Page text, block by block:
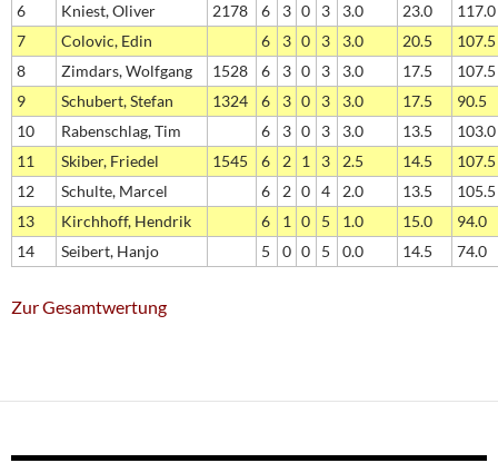
6
Kniest, Oliver 2178 6 3 0 3 3.0 23.0
117.0
7
Colovic, Edin 6 3 0 3 3.0 20.5
107.5
8
Zimdars, Wolfgang 1528 6 3 0 3 3.0 17.5
107.5
9
Schubert, Stefan 1324 6 3 0 3 3.0 17.5
90.5
10
Rabenschlag, Tim 6 3 0 3 3.0 13.5
103.0
11
Skiber, Friedel 1545 6 2 1 3 2.5 14.5
107.5
12
Schulte, Marcel 6 2 0 4 2.0 13.5
105.5
13
Kirchhoff, Hendrik 6 1 0 5 1.0 15.0
94.0
14
Seibert, Hanjo 5 0 0 5 0.0 14.5 74.0
Zur Gesamtwertung